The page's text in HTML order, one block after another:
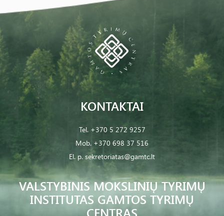
VALSTYBINIS MOKSLINIŲ TYRIMŲ
INSTITUTAS GAMTOS TYRIMŲ
CENTRAS
KONTAKTAI
Tel. +370 5 272 9257
Mob. +370 698 37 516
El. p. sekretoriatas@gamtc.lt